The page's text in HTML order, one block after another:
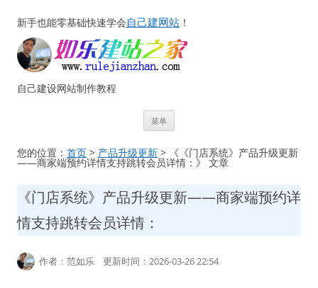
新手也能零基础快速学会自己建网站 ！
自己建设网站制作教程
菜单
文
您的位置： 首页 > 产品升级更新 > 《《门店系统》产品升级更新
——商家端预约详情支持跳转会员详情：》 文章
《门店系统》产品升级更新——商家端预约详
情支持跳转会员详情：
作者：范如乐 更新时间：2026-03-26 22:54